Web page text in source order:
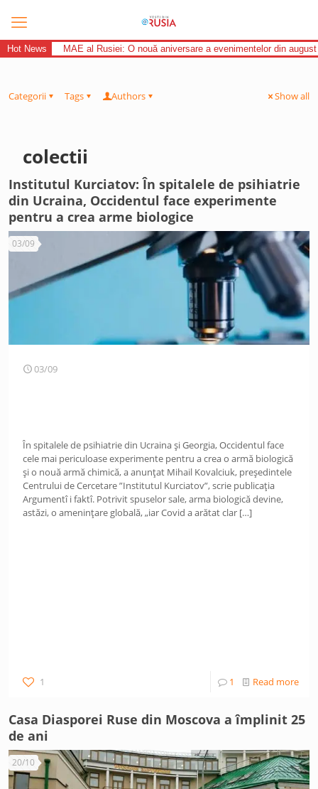
Hot News MAE al Rusiei: O nouă aniversare a evenimentelor din
Categorii Tags Authors Show all
colectii
Institutul Kurciatov: În spitalele de psihiatrie
din Ucraina, Occidentul face experimente
pentru a crea arme biologice
03/09
03/09
În spitalele de psihiatrie din Ucraina și Georgia, Occidentul face
cele mai periculoase experimente pentru a crea o armă biologică
și o nouă armă chimică, a anunțat Mihail Kovalciuk, președintele
Centrului de Cercetare ”Institutul Kurciatov”, scrie publicația
Argumentî i faktî. Potrivit spuselor sale, arma biologică devine,
astăzi, o amenințare globală, „iar Covid a arătat clar […]
1 1 Read more
Casa Diasporei Ruse din Moscova a împlinit 25
de ani
20/10